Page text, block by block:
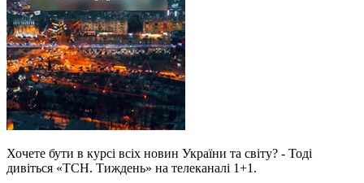
Хочете бути в курсі всіх новин України та світу? - Тоді
дивіться «ТСН. Тиждень» на телеканалі 1+1.